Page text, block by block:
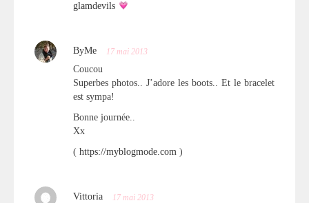
glamdevils
ByMe 17 mai 2013
Coucou
Superbes photos.. J’adore les boots.. Et le bracelet
est sympa!
Bonne journée..
Xx
( https://myblogmode.com )
Vittoria 17 mai 2013